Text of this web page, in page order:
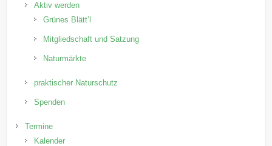
Aktiv werden
Grünes Blätt’l
Mitgliedschaft und Satzung
Naturmärkte
praktischer Naturschutz
Spenden
Termine
Kalender